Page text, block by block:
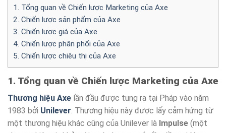
1. Tổng quan về Chiến lược Marketing của Axe
2. Chiến lược sản phẩm của Axe
3. Chiến lược giá của Axe
4. Chiến lược phân phối của Axe
5. Chiến lược chiêu thị của Axe
1. Tổng quan về Chiến lược Marketing của Axe
Thương hiệu Axe lần đầu được tung ra tại Pháp vào năm
1983 bởi Unilever. Thương hiệu này được lấy cảm hứng từ
một thương hiệu khác cũng của Unilever là Impulse (một